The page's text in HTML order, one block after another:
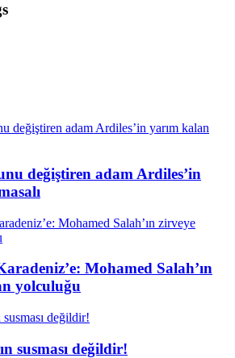
değiştiren adam Ardiles’in
Mohamed Salah’ın
yolculuğu
susması değildir!